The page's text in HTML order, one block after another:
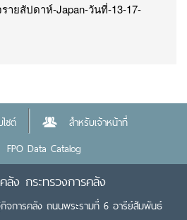
ายสัปดาห์-Japan-วันที่-13-17-
ซต์
สำหรับเจ้าหน้าที่
FPO Data Catalog
ลัง กระทรวงการคลัง
จการคลัง ถนนพระรามที่ 6 อารีย์สัมพันธ์